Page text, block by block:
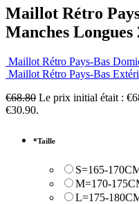
Maillot Rétro
Manches Longues
Maillot Rétro Pays-Bas
Maillot Rétro Pays-Bas
€68.80 Le prix initial était :
€30.90.
*Taille
S=165-
M=170-
L=175-